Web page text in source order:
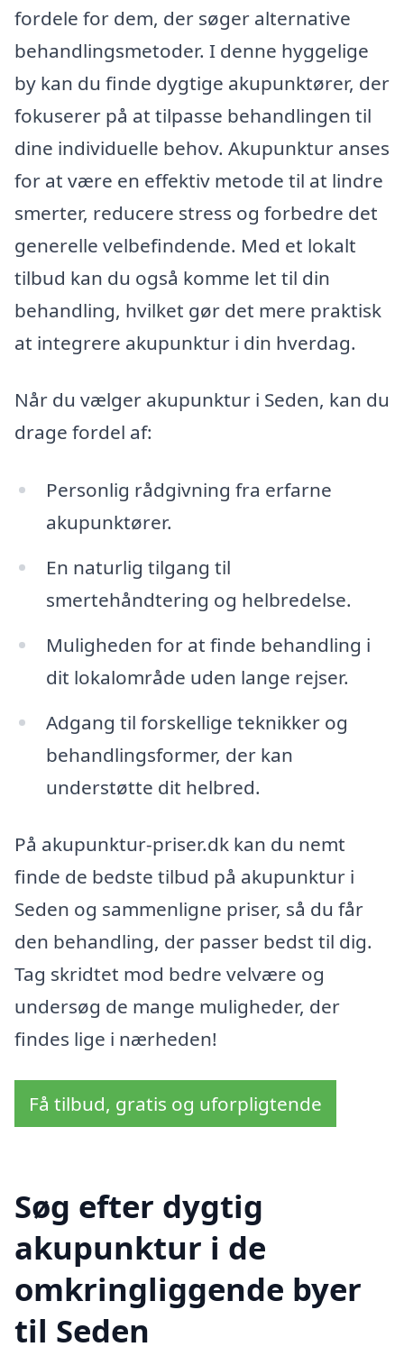
fordele for dem, der søger alternative
behandlingsmetoder. I denne hyggelige
by kan du finde dygtige akupunktører, der
fokuserer på at tilpasse behandlingen til
dine individuelle behov. Akupunktur anses
for at være en effektiv metode til at lindre
smerter, reducere stress og forbedre det
generelle velbefindende. Med et lokalt
tilbud kan du også komme let til din
behandling, hvilket gør det mere praktisk
at integrere akupunktur i din hverdag.
Når du vælger akupunktur i Seden, kan du
drage fordel af:
Personlig rådgivning fra erfarne
akupunktører.
En naturlig tilgang til
smertehåndtering og helbredelse.
Muligheden for at finde behandling i
dit lokalområde uden lange rejser.
Adgang til forskellige teknikker og
behandlingsformer, der kan
understøtte dit helbred.
På akupunktur-priser.dk kan du nemt
finde de bedste tilbud på akupunktur i
Seden og sammenligne priser, så du får
den behandling, der passer bedst til dig.
Tag skridtet mod bedre velvære og
undersøg de mange muligheder, der
findes lige i nærheden!
Få tilbud, gratis og uforpligtende
Søg efter dygtig
akupunktur i de
omkringliggende byer
til Seden